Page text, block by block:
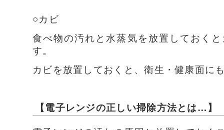
○カビ
食べ物の汚れと水蒸気を放置しておく
す。
カビを放置しておくと、衛生・健康面に
【電子レンジの正しい掃除方法とは…】